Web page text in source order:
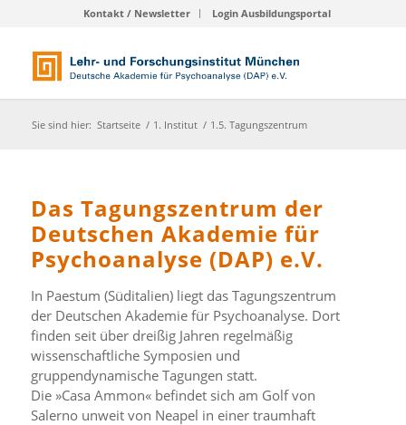
Kontakt / Newsletter Login Ausbildungsportal
Sie sind hier: Startseite / 1. Institut / 1.5. Tagungszentrum
Das Tagungszentrum der
Deutschen Akademie für
Psychoanalyse (DAP) e.V.
In Paestum (Süditalien) liegt das Tagungszentrum
der Deutschen Akademie für Psychoanalyse. Dort
finden seit über dreißig Jahren regelmäßig
wissenschaftliche Symposien und
gruppendynamische Tagungen statt.
Die »Casa Ammon« befindet sich am Golf von
Salerno unweit von Neapel in einer traumhaft